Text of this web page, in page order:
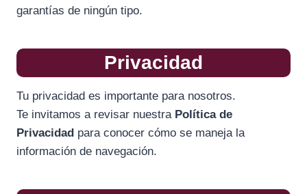
garantías de ningún tipo.
Privacidad
Tu privacidad es importante para nosotros.
Te invitamos a revisar nuestra Política de
Privacidad para conocer cómo se maneja la
información de navegación.